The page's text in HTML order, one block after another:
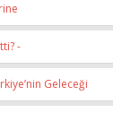
-
Geleceği